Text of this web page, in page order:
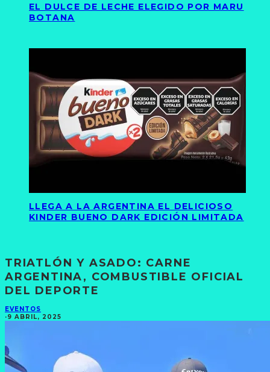
EL DULCE DE LECHE ELEGIDO POR MARU
BOTANA
LLEGA A LA ARGENTINA EL DELICIOSO
KINDER BUENO DARK EDICIÓN LIMITADA
TRIATLÓN Y ASADO: CARNE
ARGENTINA, COMBUSTIBLE OFICIAL
DEL DEPORTE
EVENTOS
·9 ABRIL, 2025